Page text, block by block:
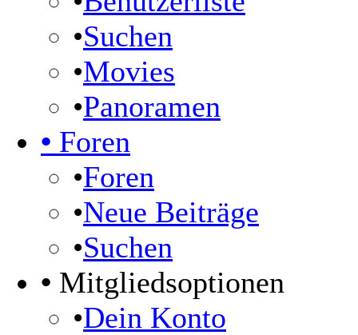
•Suchen
•Movies
•Panoramen
• Foren
•Foren
•Neue Beiträge
•Suchen
• Mitgliedsoptionen
•Dein Konto